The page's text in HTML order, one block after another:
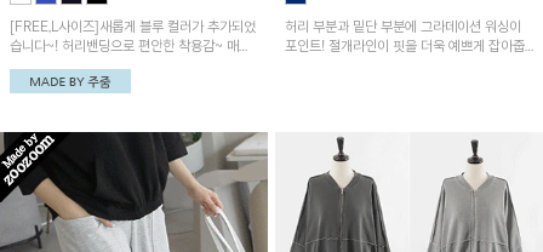
[FREE,L사이즈]새롭게 블루 컬러가 추가되었
습니다~! 허리밴딩으로 편안한 착용감~ 매일
데일리하게 즐기기 좋은 캐주얼 팬츠!
허리 부분과 밑단 부분에 그라데이션 워싱이
포인트! 절개라인이 핏을 더욱 예쁘게 잡아줍